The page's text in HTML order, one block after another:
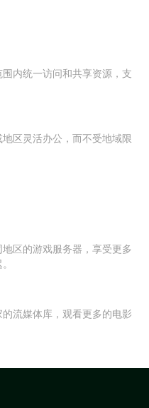
内统一访问和共享资源，支
区灵活办公，而不受地域限
区的游戏服务器，享受更多
流媒体库，观看更多的电影